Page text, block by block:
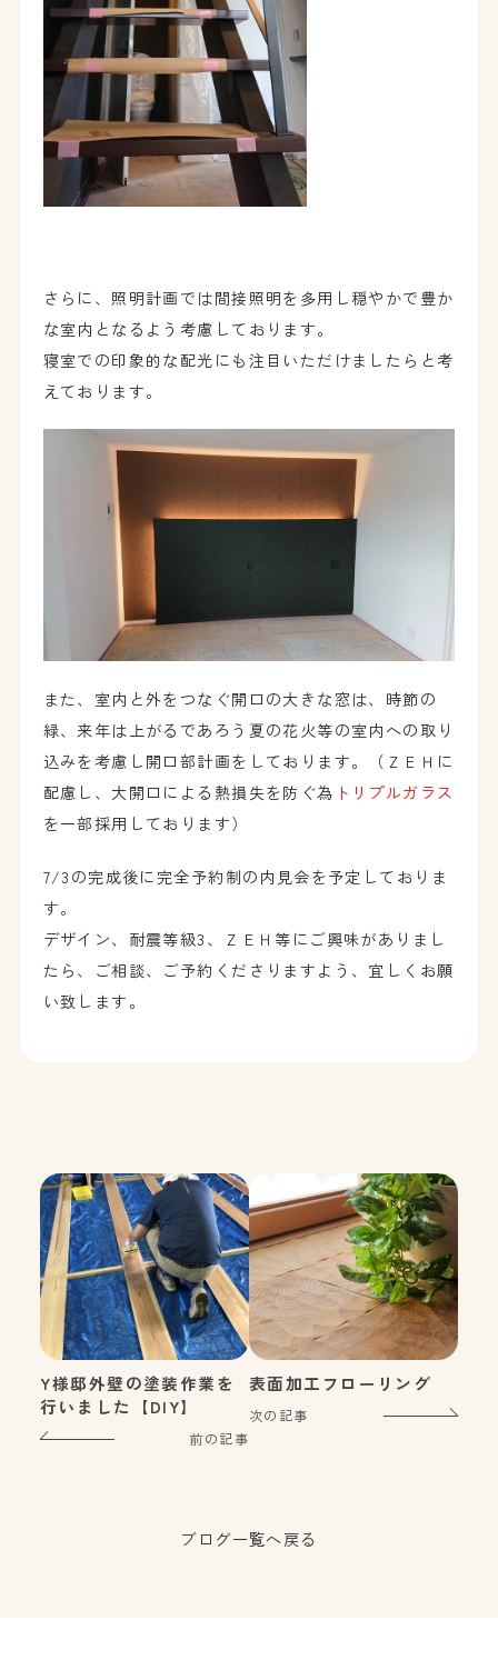
さらに、照明計画では間接照明を多用し穏やかで豊か
な室内となるよう考慮しております。
寝室での印象的な配光にも注目いただけましたらと考
えております。
また、室内と外をつなぐ開口の大きな窓は、時節の
緑、来年は上がるであろう夏の花火等の室内への取り
込みを考慮し開口部計画をしております。（ＺＥＨに
配慮し、大開口による熱損失を防ぐ為 トリプルガラス
を一部採用しております）
7/3の完成後に完全予約制の内見会を予定しておりま
す。
デザイン、耐震等級3、ＺＥＨ等にご興味がありまし
たら、ご相談、ご予約くださりますよう、宜しくお願
い致します。
Y様邸外壁の塗装作業を
行いました【DIY】
前の記事
表面加工フローリング
次の記事
ブログ一覧へ戻る